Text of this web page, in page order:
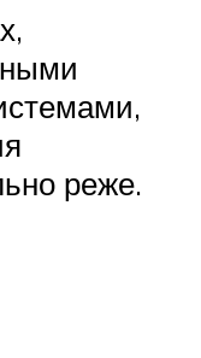
реже.